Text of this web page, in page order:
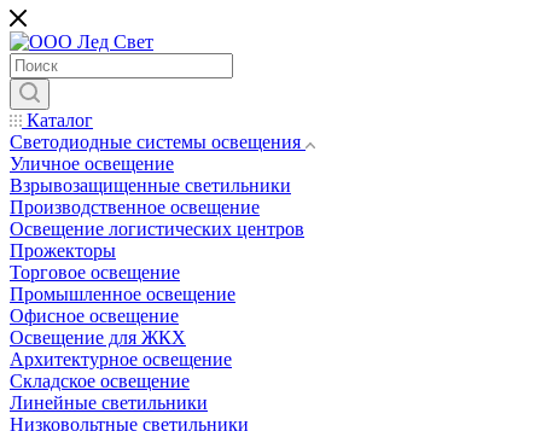
Каталог
Светодиодные системы освещения
Уличное освещение
Взрывозащищенные светильники
Производственное освещение
Освещение логистических центров
Прожекторы
Торговое освещение
Промышленное освещение
Офисное освещение
Освещение для ЖКХ
Архитектурное освещение
Складское освещение
Линейные светильники
Низковольтные светильники